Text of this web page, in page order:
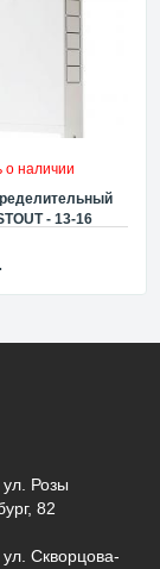
о наличии
- 13-16
ул. Розы
82
ул. Скворцова-